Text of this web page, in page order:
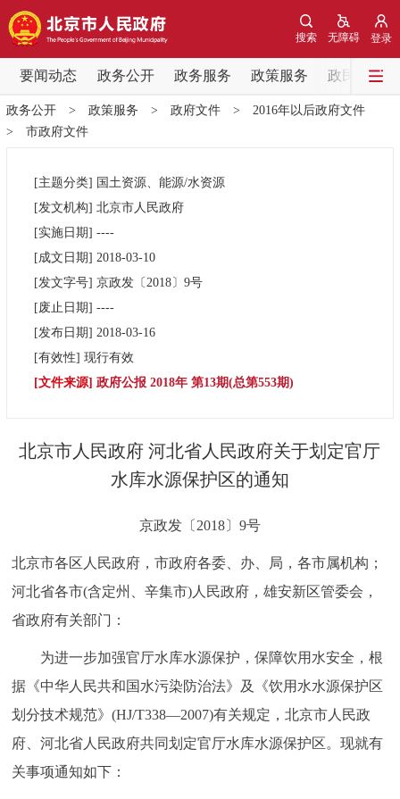
登录
无障碍
搜索
要闻动态 政务公开 政务服务 政策服务 政民互动
要闻动态
党中央精神 国务院信息 中央部委动态
各区热点
市领导
决策公开 专题公开
便民服务 利企服务 投资项目
中介服务
政民互动
12345网上接诉即办 我要咨询 我要建议
参与调查
政务公开> 政策服务 > 政府文件> 2016年以后政府文件
> 市政府文件
[主题分类] 国土资源、能源/水资源
[发文机构] 北京市人民政府
[实施日期] ----
[成文日期] 2018-03-10
[发文字号] 京政发〔2018〕 9号
[废止日期] ----
[发布日期] 2018-03-16
[有效性] 现行有效
[文件来源] 政府公报 2018年 第13期(总第553期)
北京市人民政府 河北省人民政府关于划定官厅
水库水源保护区的通知
京政发〔2018〕9号
北京市各区人民政府，市政府各委、办、局，各市属机构；
河北省各市(含定州、辛集市)人民政府，雄安新区管委会，
省政府有关部门：
为进一步加强官厅水库水源保护，保障饮用水安全，根
据《中华人民共和国水污染防治法》及《饮用水水源保护区
划分技术规范》(HJ/T338—2007)有关规定，北京市人民政
府、河北省人民政府共同划定官厅水库水源保护区。现就有
关事项通知如下：